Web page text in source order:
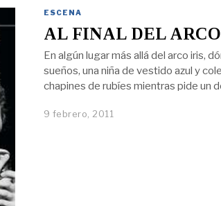
ESCENA
AL FINAL DEL
En algún lugar más allá del arco iris,
sueños, una niña de vestido azul y
chapines de rubíes mientras pide un
9 febrero, 2011